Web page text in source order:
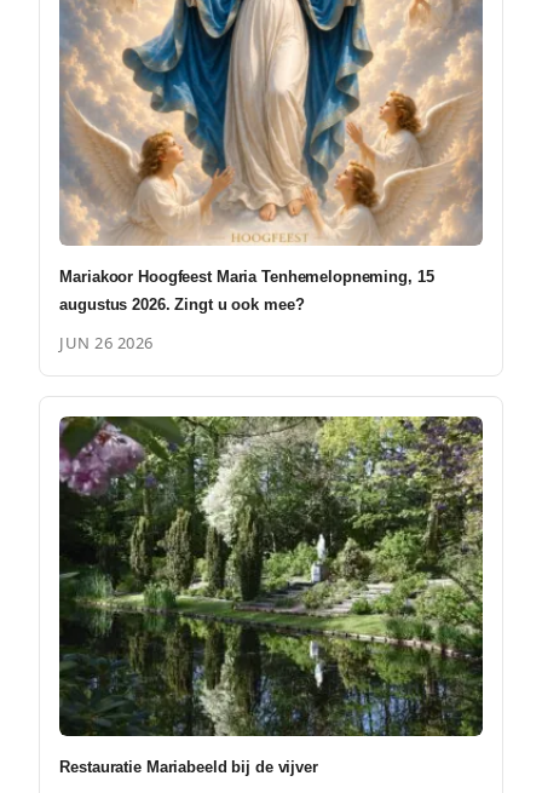
Mariakoor Hoogfeest Maria Tenhemelopneming, 15
augustus 2026. Zingt u ook mee?
JUN 26 2026
Restauratie Mariabeeld bij de vijver